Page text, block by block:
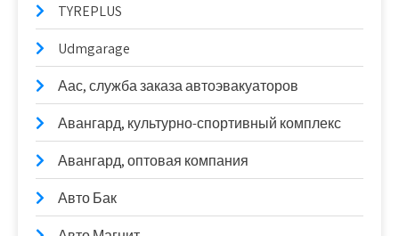
TYREPLUS
Udmgarage
Аас, служба заказа автоэвакуаторов
Авангард, культурно-спортивный комплекс
Авангард, оптовая компания
Авто Бак